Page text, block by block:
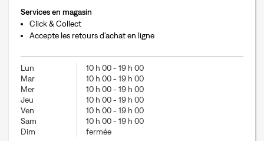
Services en magasin
Click & Collect
Accepte les retours d'achat en ligne
Lun 10 h 00-19 h 00
Mar
10 h 00-19 h 00
Mer
10 h 00-19 h 00
Jeu
10 h 00-19 h 00
Ven
10 h 00-19 h 00
Sam
10 h 00-19 h 00
Dim
fermée